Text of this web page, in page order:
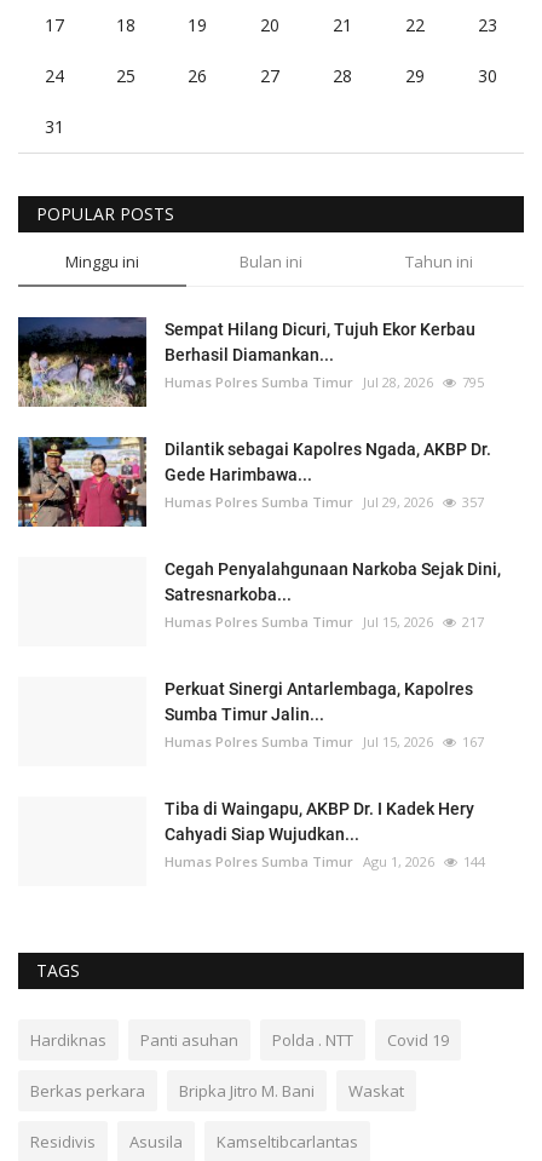
17 18 19 20 21 22 23
24 25 26 27 28 29 30
31
POPULAR POSTS
Minggu ini Bulan ini Tahun ini
Sempat Hilang Dicuri, Tujuh Ekor Kerbau
Berhasil Diamankan...
Humas Polres Sumba Timur Jul 28, 2026 795
Dilantik sebagai Kapolres Ngada, AKBP Dr.
Gede Harimbawa...
Humas Polres Sumba Timur Jul 29, 2026 357
Cegah Penyalahgunaan Narkoba Sejak Dini,
Satresnarkoba...
Humas Polres Sumba Timur Jul 15, 2026 217
Perkuat Sinergi Antarlembaga, Kapolres
Sumba Timur Jalin...
Humas Polres Sumba Timur Jul 15, 2026 167
Tiba di Waingapu, AKBP Dr. I Kadek Hery
Cahyadi Siap Wujudkan...
Humas Polres Sumba Timur Agu 1, 2026 144
TAGS
Hardiknas Panti asuhan Polda . NTT Covid 19
Berkas perkara Bripka Jitro M. Bani Waskat
Residivis Asusila Kamseltibcarlantas